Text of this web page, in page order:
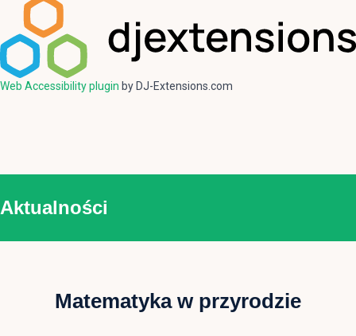
Web Accessibility plugin by DJ-Extensions.com
Aktualności
Matematyka w przyrodzie